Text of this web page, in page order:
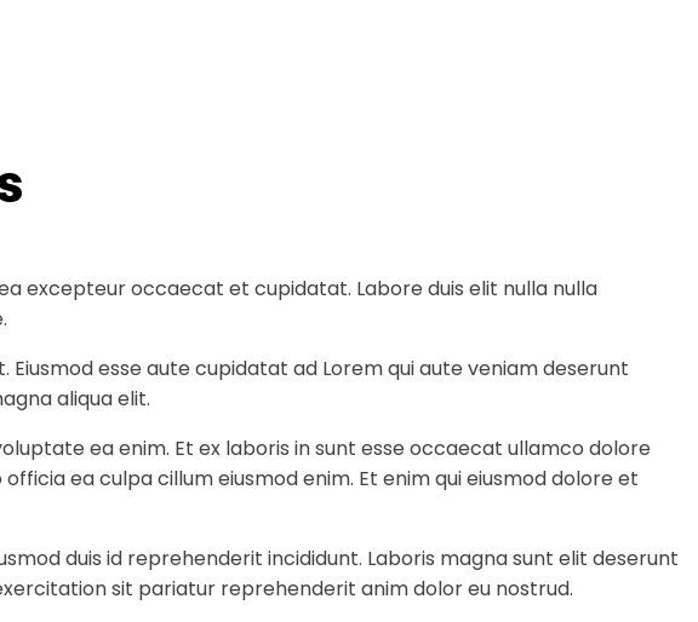
excepteur occaecat et cupidatat. Labore duis elit nulla nulla
esse aute cupidatat ad Lorem qui aute veniam deserunt
aliqua elit.
ea enim. Et ex laboris in sunt esse occaecat ullamco dolore
ea culpa cillum eiusmod enim. Et enim qui eiusmod dolore et
duis id reprehenderit incididunt. Laboris magna sunt elit deserunt
sit pariatur reprehenderit anim dolor eu nostrud.